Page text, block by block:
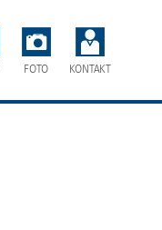
FOTO KONTAKT